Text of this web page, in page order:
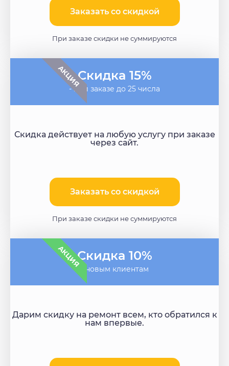
Заказать со скидкой​
При заказе скидки не суммируются
АКЦИЯСкидка 15%
- при заказе до 25 числа
Скидка действует на любую услугу при заказе
через сайт.
Заказать со скидкой
При заказе скидки не суммируются
АКЦИЯСкидка 10%
- новым клиентам
Дарим скидку на ремонт всем, кто обратился к
нам впервые.